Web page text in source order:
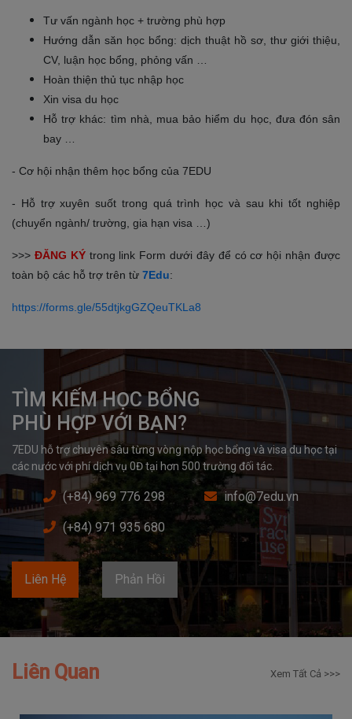
Tư vấn ngành học + trường phù hợp
Hướng dẫn săn học bổng: dịch thuật hồ sơ, thư giới thiệu,
CV, luận học bổng, phỏng vấn …
Hoàn thiện thủ tục nhập học
Xin visa du học
Hỗ trợ khác: tìm nhà, mua bảo hiểm du học, đưa đón sân
bay …
- Cơ hội nhận thêm học bổng của 7EDU
- Hỗ trợ xuyên suốt trong quá trình học và sau khi tốt nghiệp
(chuyển ngành/ trường, gia hạn visa …)
>>> ĐĂNG KÝtrong link Form dưới đây để có cơ hội nhận được
toàn bộ các hỗ trợ trên từ 7Edu:
https://forms.gle/55dtjkgGZQeuTKLa8
TÌM KIẾM HỌC BỔNG
PHÙ HỢP VỚI BẠN?
7EDU hỗ trợ chuyên sâu từng vòng nộp học bổng và visa du học tại
các nước với phí dịch vụ 0Đ tại hơn 500 trường đối tác.
(+84) 969 776 298 info@7edu.vn
(+84) 971 935 680
Liên Hệ Phản Hồi
Liên Quan Xem Tất Cả >>>